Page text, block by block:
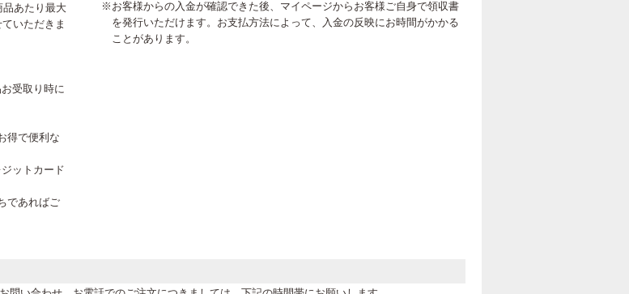
品あたり最大
いただきま
受取り時に
得で便利な
ットカード
であればご
※お客様からの入金が確認できた後、マイページからお客様ご自身で領収書
を発行いただけます。お支払方法によって、入金の反映にお時間がかかる
ことがあります。